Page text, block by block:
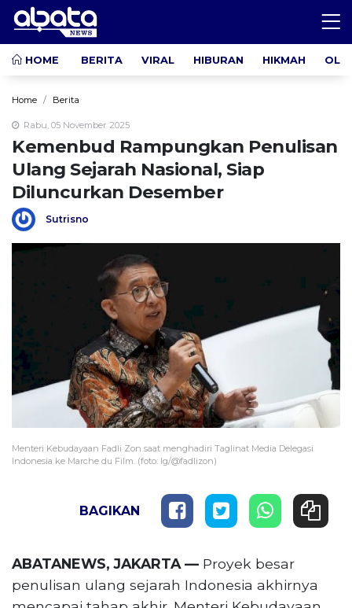
HOME BERITA VIRAL HIBURAN HIKMAH
Home Berita
Rabu, 05 November 2025
Kemenbud Rampungkan Penulisan
Ulang Sejarah Nasional, Siap
Diluncurkan Desember
Sutrisno
Menteri Kebudayaan Fadli Zon saat menghadiri Taglinat Media Delegasi
Indonesia ke Marche du Film. (foto: Ig/@fadlizon)
BAGIKAN
ABATANEWS, JAKARTA — Proyek besar
penulisan ulang sejarah Indonesia akhirnya